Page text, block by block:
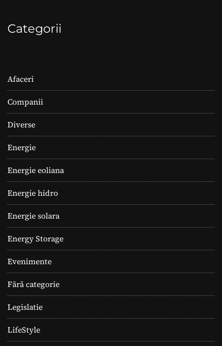
Categorii
Afaceri
Companii
Diverse
Energie
Energie eoliana
Energie hidro
Energie solara
Energy Storage
Evenimente
Fără categorie
Legislatie
LifeStyle